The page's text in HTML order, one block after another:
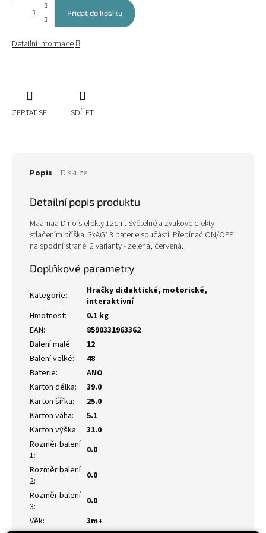
Přidat do košíku
Detailní informace
ZEPTAT SE SDÍLET
Popis Diskuze
Detailní popis produktu
Maamaa Dino s efekty 12cm. Světelné a zvukové efekty
stlačením bříška. 3xAG13 baterie součástí. Přepínač ON/OFF
na spodní straně. 2 varianty - zelená, červená.
Doplňkové parametry
Kategorie:
Hračky didaktické, motorické,
interaktivní
Hmotnost:
0.1 kg
EAN:
8590331963362
Balení malé:
12
Balení velké:
48
Baterie:
ANO
Karton délka:
39.0
Karton šířka:
25.0
Karton váha:
5.1
Karton výška:
31.0
Rozměr balení
1:
0.0
Rozměr balení
2:
0.0
Rozměr balení
3:
0.0
Věk: 3m+